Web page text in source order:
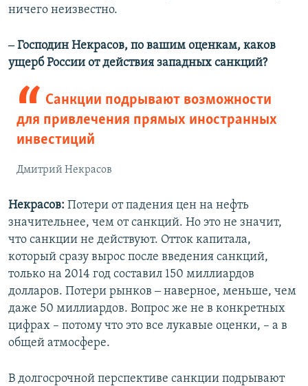
ничего неизвестно.
‒ Господин Некрасов, по вашим оценкам, каков
ущерб России от действия западных санкций?
Санкции подрывают возможности
для привлечения прямых иностранных
инвестиций
Дмитрий Некрасов
Некрасов: Потери от падения цен на нефть
значительнее, чем от санкций. Но это не значит,
что санкции не действуют. Отток капитала,
который сразу вырос после введения санкций,
только на 2014 год составил 150 миллиардов
долларов. Потери рынков ‒ наверное, меньше, чем
даже 50 миллиардов. Вопрос же не в конкретных
цифрах – потому что это все лукавые оценки, – а в
общей атмосфере.
В долгосрочной перспективе санкции подрывают